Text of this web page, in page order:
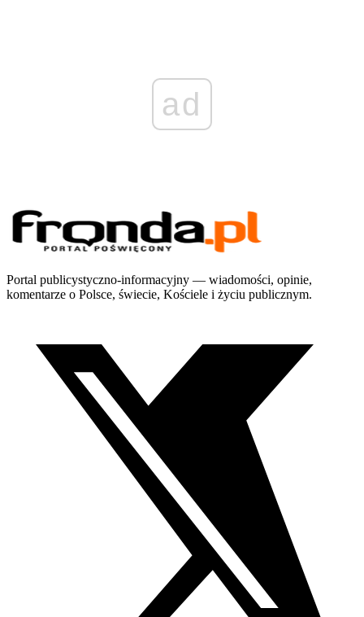
ad
Portal publicystyczno-informacyjny — wiadomości, opinie,
komentarze o Polsce, świecie, Kościele i życiu publicznym.